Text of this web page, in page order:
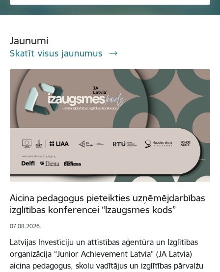
Jaunumi
Skatīt visus jaunumus
Aicina pedagogus pieteikties uzņēmējdarbības
izglītības konferencei “Izaugsmes kods”
07.08.2026.
Latvijas Investīciju un attīstības aģentūra un Izglītības
organizācija “Junior Achievement Latvia” (JA Latvia)
aicina pedagogus, skolu vadītājus un izglītības pārvalžu